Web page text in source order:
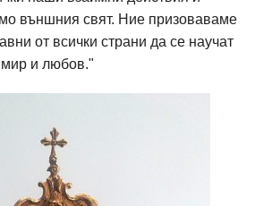
външния свят. Ние призоваваме
от всички страни да се научат
и любов."